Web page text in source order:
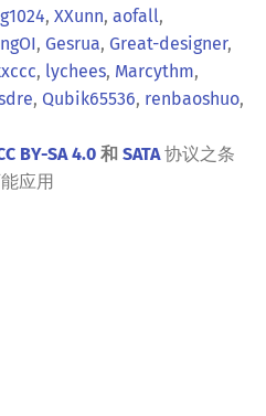
, XXunn, aofall,
, Gesrua, Great-designer,
, lychees, Marcythm,
, Qubik65536, renbaoshuo,
BY-SA 4.0 和 SATA协议之条
应用